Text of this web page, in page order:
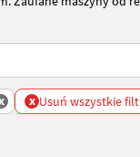
x Usuń wszystkie